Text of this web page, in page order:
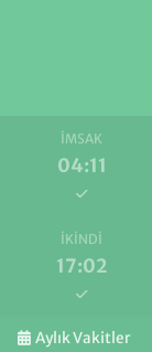
İMSAK
04:11
İKINDI
17:02
Aylık Vakitler